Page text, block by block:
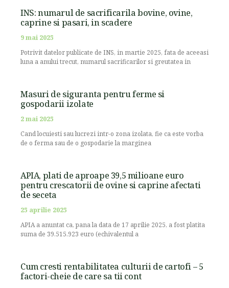
INS: numarul de sacrificarila bovine, ovine,
caprine si pasari, in scadere
9 mai 2025
Potrivit datelor publicate de INS, in martie 2025, fata de aceeasi
luna a anului trecut, numarul sacrificarilor si greutatea in
Masuri de siguranta pentru ferme si
gospodarii izolate
2 mai 2025
Cand locuiesti sau lucrezi intr-o zona izolata, fie ca este vorba
de o ferma sau de o gospodarie la marginea
APIA, plati de aproape 39,5 milioane euro
pentru crescatorii de ovine si caprine afectati
de seceta
25 aprilie 2025
APIA a anuntat ca, pana la data de 17 aprilie 2025, a fost platita
suma de 39.515.923 euro (echivalentul a
Cum cresti rentabilitatea culturii de cartofi – 5
factori-cheie de care sa tii cont